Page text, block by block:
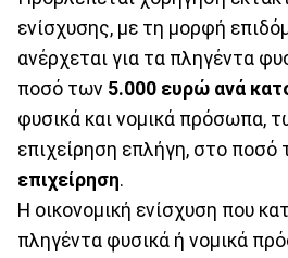
ενίσχυσης, με τη μορφή
ανέρχεται για τα πληγέντα
ποσό των 5.000 ευρώ ανά
φυσικά και νομικά πρόσωπα,
επιχείρηση επλήγη, στο ποσό
επιχείρηση.
Η οικονομική ενίσχυση που
πληγέντα φυσικά ή νομικά